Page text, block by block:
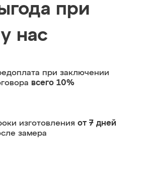
при
нас
при заключении
всего 10%
изготовления от 7 дней
замера